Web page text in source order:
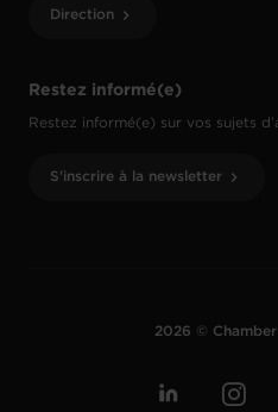
Restez informé(e)
Restez informé(e) sur vos sujets
S'inscrire à la newsletter
Direction
2026 ©